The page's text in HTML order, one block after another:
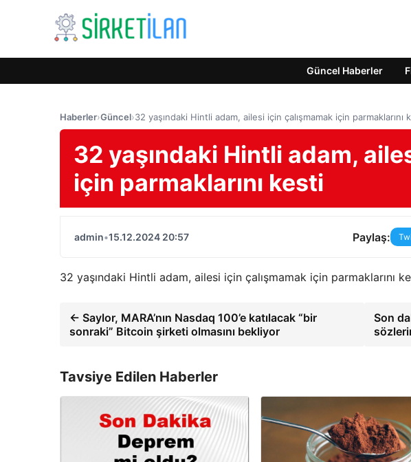
Güncel Haberler
Haberler›Güncel›32 yaşındaki Hintli adam, ailesi için çalışmamak için parmaklarını
32 yaşındaki Hintli adam,
için parmaklarını kesti
admin•15.12.2024 20:57 Paylaş:
32 yaşındaki Hintli adam, ailesi için çalışmamak için parmaklarını
← Saylor, MARA’nın Nasdaq 100’e katılacak “bir
sonraki” Bitcoin şirketi olmasını bekliyor
Son
Tavsiye Edilen Haberler